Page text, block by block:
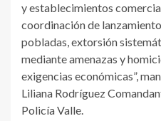
y establecimientos
coordinación de
pobladas, extorsión
mediante amenazas y
exigencias económicas”,
Liliana Rodríguez
Policía Valle.